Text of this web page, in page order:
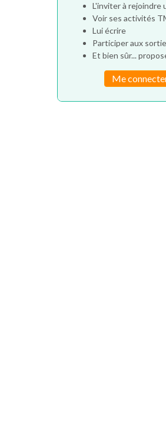
L'inviter à rejoindre
Voir ses activités
Lui écrire
Participer aux
Et bien sûr...
Me